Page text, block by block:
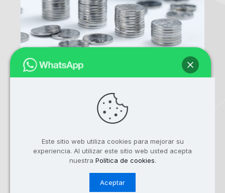
Este sitio web utiliza cookies para mejorar su
experiencia. Al utilizar este sitio web usted acepta
nuestra Política de cookies.
Aceptar
Estamos en línea. Dinos marca, modelo,
inmediata. Gracias!